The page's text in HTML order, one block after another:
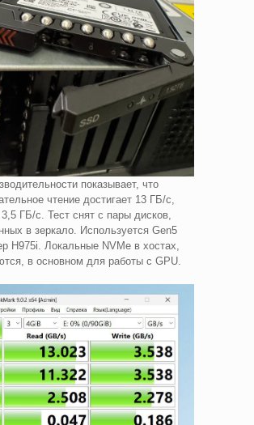
показывает, что
чтение достигает 13 ГБ/с,
ГБ/с. Тест снят с пары дисков,
в зеркало. Используется Gen5
H975i. Локальные NVMe в хостах,
в основном для работы с GPU.